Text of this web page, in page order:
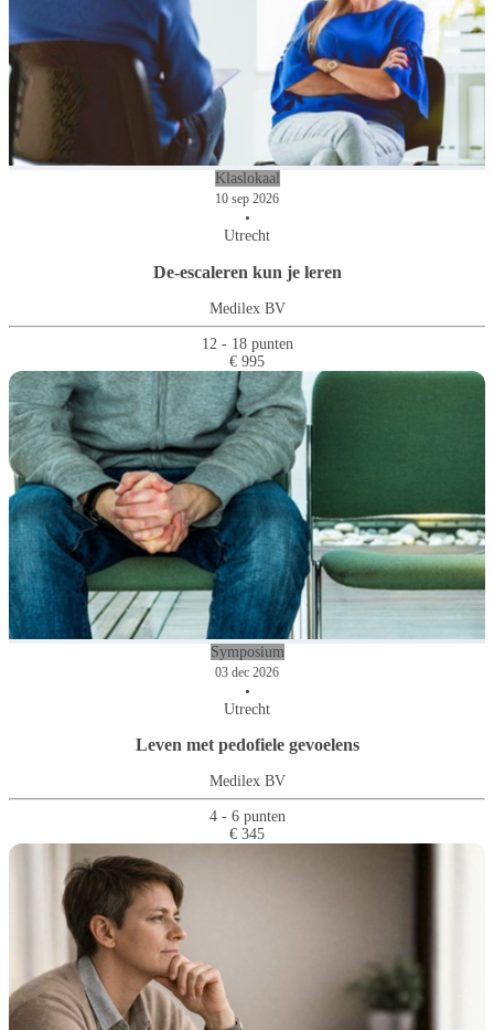
Klaslokaal
10 sep 2026
•
Utrecht
De-escaleren kun je leren
Medilex BV
12 - 18 punten
€ 995
Symposium
03 dec 2026
•
Utrecht
Leven met pedofiele gevoelens
Medilex BV
4 - 6 punten
€ 345